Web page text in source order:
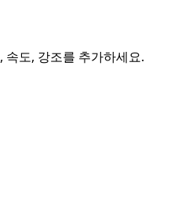
속도, 강조를 추가하세요.